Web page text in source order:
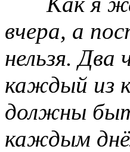
вчера, а
нельзя.
каждый из
должны
каждым